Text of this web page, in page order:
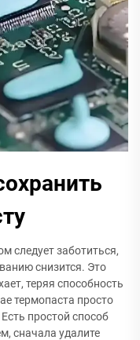
следует заботиться,
снизится. Это
теряя способность
термопаста просто
простой способ
сначала удалите